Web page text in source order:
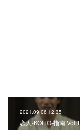
2021.09.06 12:35
恋人-KOITO-指南 Vol.1